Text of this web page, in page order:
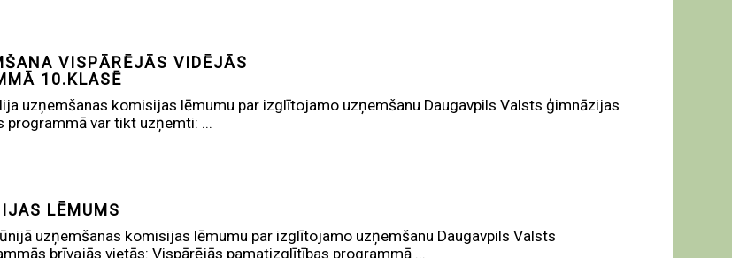
VISPĀRĒJĀS VIDĒJĀS
10.KLASĒ
uzņemšanas komisijas lēmumu par izglītojamo uzņemšanu Daugavpils Valsts ģimnāzijas
var tikt uzņemti: ...
LĒMUMS
uzņemšanas komisijas lēmumu par izglītojamo uzņemšanu Daugavpils Valsts
brīvajās vietās: Vispārējās pamatizglītības programmā ...